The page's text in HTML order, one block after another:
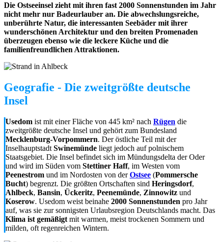
Die Ostseeinsel zieht mit ihren fast 2000 Sonnenstunden im Jahr
nicht mehr nur Badeurlauber an. Die abwechslungsreiche,
unberührte Natur, die interessanten Seebäder mit ihrer
wunderschönen Architektur und den breiten Promenaden
überzeugen ebenso wie die leckere Küche und die
familienfreundlichen Attraktionen.
Geografie - Die zweitgrößte deutsche
Insel
Usedom ist mit einer Fläche von 445 km² nach Rügen die
zweitgrößte deutsche Insel und gehört zum Bundesland
Mecklenburg-Vorpommern. Der östliche Teil mit der
Inselhauptstadt Swinemünde liegt jedoch auf polnischem
Staatsgebiet. Die Insel befindet sich im Mündungsdelta der Oder
und wird im Süden vom Stettiner Haff, im Westen vom
Peenestrom und im Nordosten von derOstsee (Pommersche
Bucht) begrenzt. Die größten Ortschaften sind Heringsdorf,
Ahlbeck, Bansin, Ückeritz, Peenemünde, Zinnowitz und
Koserow. Usedom weist beinahe 2000 Sonnenstunden pro Jahr
auf, was sie zur sonnigsten Urlaubsregion Deutschlands macht. Das
Klima ist gemäßigt mit warmen, meist trockenen Sommern und
milden, oft regenreichen Wintern.